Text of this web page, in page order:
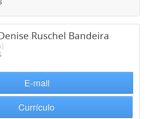
Ruschel Bandeira
E-mail
Currículo